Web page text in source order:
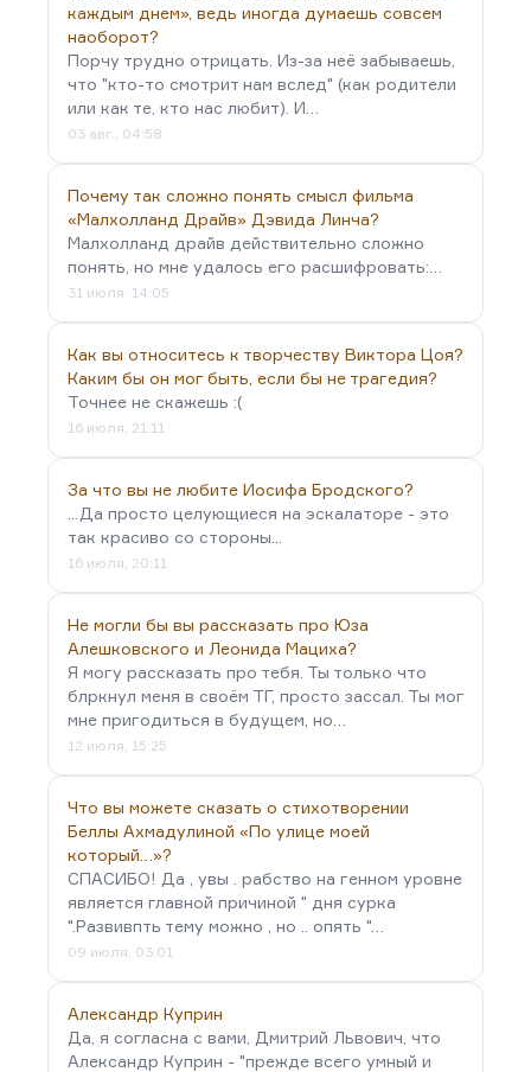
каждым днем», ведь иногда думаешь совсем
наоборот?
Порчу трудно отрицать. Из-за неё забываешь,
что "кто-то смотрит нам вслед" (как родители
или как те, кто нас любит). И…
03 авг., 04:58
Почему так сложно понять смысл фильма
«Малхолланд Драйв» Дэвида Линча?
Малхолланд драйв действительно сложно
понять, но мне удалось его расшифровать:…
31 июля, 14:05
Как вы относитесь к творчеству Виктора Цоя?
Каким бы он мог быть, если бы не трагедия?
Точнее не скажешь :(
16 июля, 21:11
За что вы не любите Иосифа Бродского?
...Да просто целующиеся на эскалаторе - это
так красиво со стороны...
16 июля, 20:11
Не могли бы вы рассказать про Юза
Алешковского и Леонида Мациха?
Я могу рассказать про тебя. Ты только что
блркнул меня в своём ТГ, просто зассал. Ты мог
мне пригодиться в будущем, но…
12 июля, 15:25
Что вы можете сказать о стихотворении
Беллы Ахмадулиной «По улице моей
который…»?
СПАСИБО! Да , увы . рабство на генном уровне
является главной причиной " дня сурка
".Развивпть тему можно , но .. опять "…
09 июля, 03:01
Александр Куприн
Да, я согласна с вами, Дмитрий Львович, что
Александр Куприн - "прежде всего умный и